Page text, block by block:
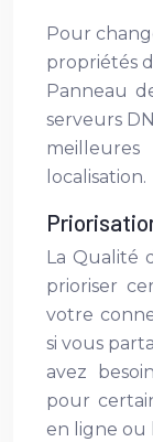
Pour
propriétés
Panneau
serveurs
localisation.
La Qualité
prioriser
votre
si vous
avez
pour
en ligne ou